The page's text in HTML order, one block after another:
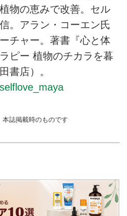
物の恵みで改善。セル
。アラン・コーエン氏
チャー。著書『心と体
ピー 植物のチカラを暮
書店）。
誌掲載時のものです